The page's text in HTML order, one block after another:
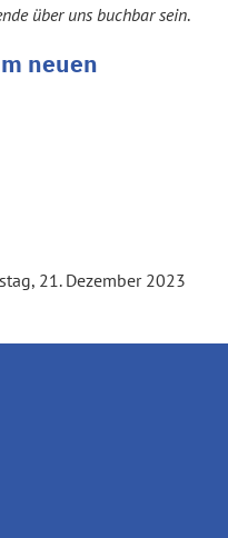
über uns buchbar sein.
neuen
21. Dezember 2023